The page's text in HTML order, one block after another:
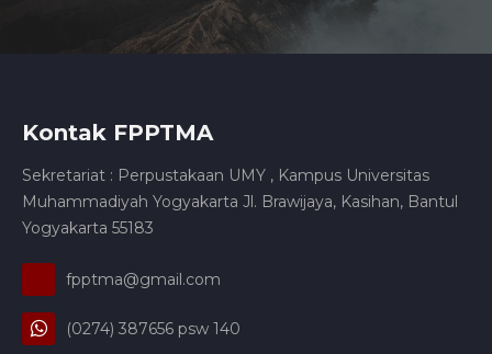
Kontak FPPTMA
Sekretariat : Perpustakaan UMY , Kampus Universitas
Muhammadiyah Yogyakarta Jl. Brawijaya, Kasihan, Bantul
Yogyakarta 55183
fpptma@gmail.com
(0274) 387656 psw 140